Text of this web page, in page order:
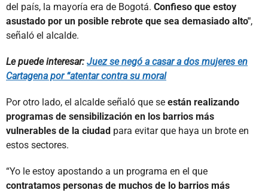
del país, la mayoría era de Bogotá. Confieso que estoy
asustado por un posible rebrote que sea demasiado alto",
señaló el alcalde.
Le puede interesar: Juez se negó a casar a dos mujeres en
Cartagena por “atentar contra su moral
Por otro lado, el alcalde señaló que se están realizando
programas de sensibilización en los barrios más
vulnerables de la ciudad para evitar que haya un brote en
estos sectores.
“Yo le estoy apostando a un programa en el que
contratamos personas de muchos de lo barrios más